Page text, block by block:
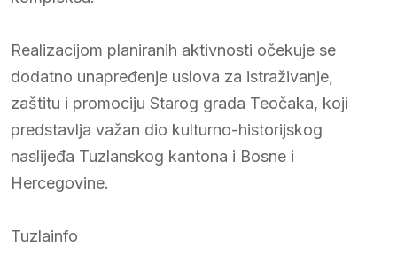
Realizacijom planiranih aktivnosti očekuje se
dodatno unapređenje uslova za istraživanje,
zaštitu i promociju Starog grada Teočaka, koji
predstavlja važan dio kulturno-historijskog
naslijeđa Tuzlanskog kantona i Bosne i
Hercegovine.
Tuzlainfo